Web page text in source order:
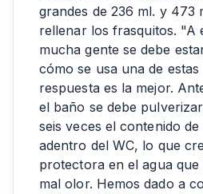
grandes de 236 ml. y 473
rellenar los frasquitos. "A
mucha gente se debe
cómo se usa una de
respuesta es la mejor.
el baño se debe
seis veces el contenido
adentro del WC, lo que
protectora en el agua que
mal olor. Hemos dado a